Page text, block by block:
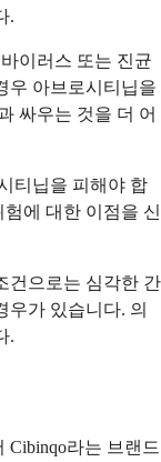
.
이러스 또는 진균
우 아브로시티닙을
싸우는 것을 더 어
티닙을 피해야 합
에 대한 이점을 신
건으로는 심각한 간
우가 있습니다. 의
.
Cibinqo라는 브랜드